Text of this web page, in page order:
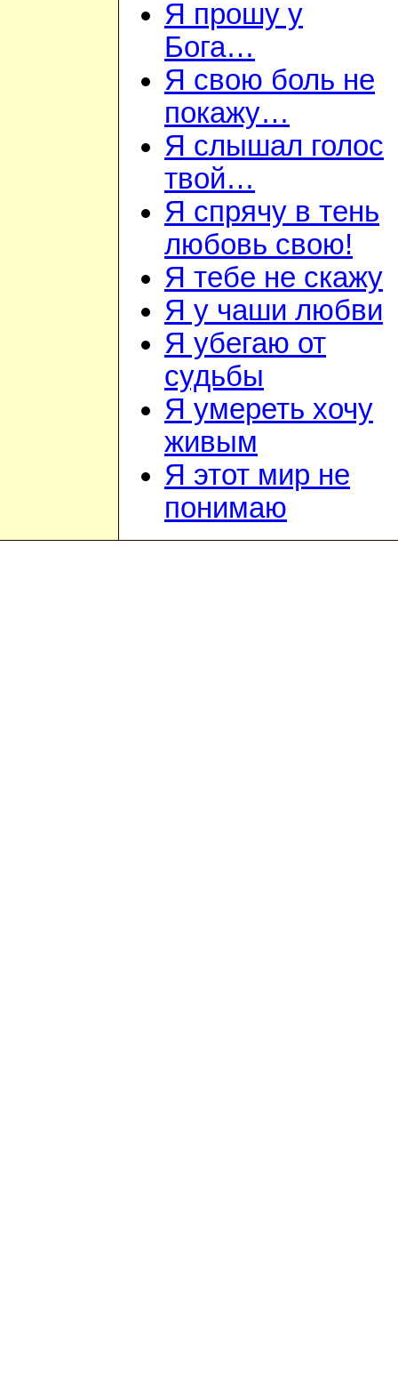
Я прошу у
Бога…
Я свою боль не
покажу…
Я слышал голос
твой…
Я спрячу в тень
любовь свою!
Я тебе не скажу
Я у чаши любви
Я убегаю от
судьбы
Я умереть хочу
живым
Я этот мир не
понимаю